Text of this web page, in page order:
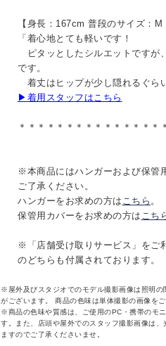
【身長：167cm 普段のサイズ：M
「着心地とても軽いです！
ピタッとしたシルエットですが
です。
着丈はヒップが少し隠れるぐら
▶着用スタッフはこちら
＊＊＊＊＊＊＊＊＊＊＊＊＊＊＊
※本商品にはハンガーおよび保管
ご了承ください。
ハンガーをお求めの方は こちら 。
保管用カバーをお求めの方は こち
※「店舗受け取りサービス」をご
のどちらも付属されております。
※屋外及びスタジオでのモデル撮影画像は照明
がございます。 商品の色味は単体撮影の画像をご
※商品の色味や質感は、ご使用のPC・携帯のモ
す。また、店頭や屋外でのスタッフ撮影画像は
ますのでご了承くださいませ。